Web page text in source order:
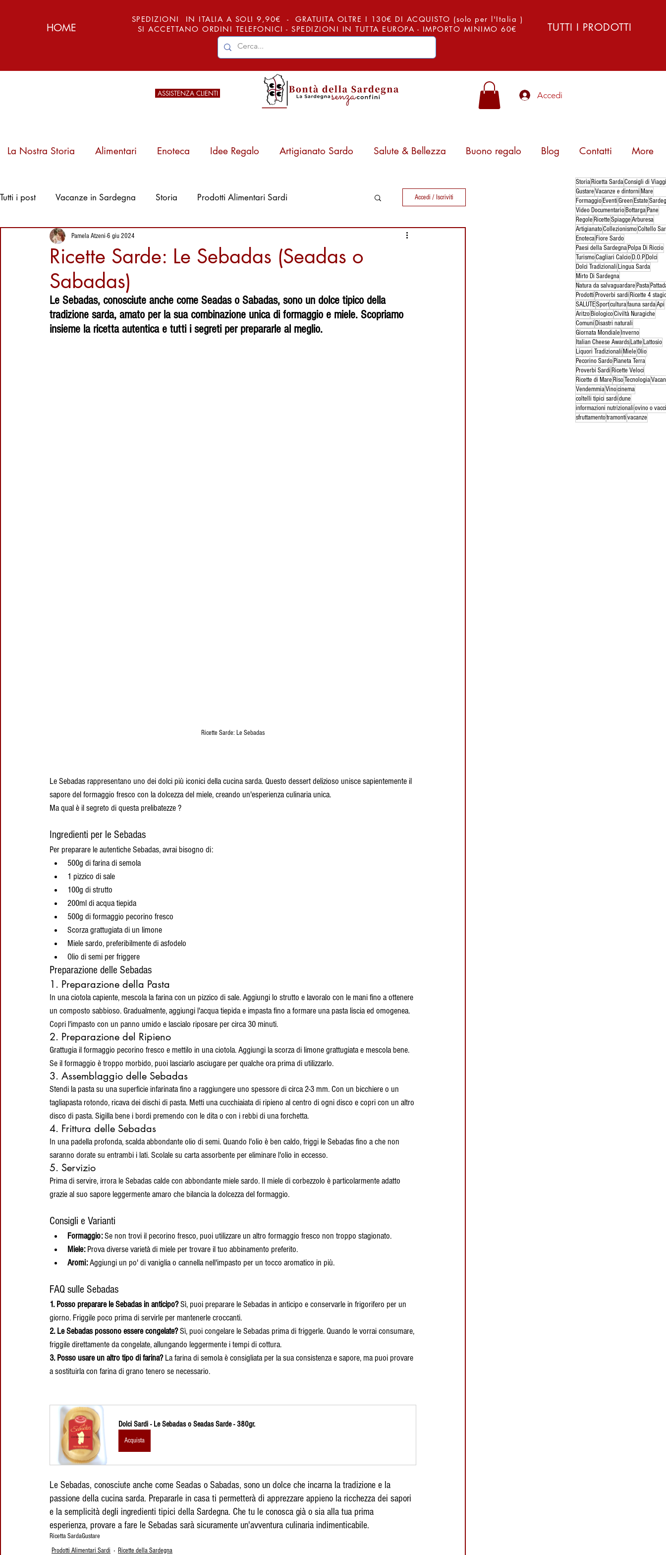
HOME
SPEDIZIONI IN ITALIA A SOLI 9,90€ - GRATUITA OLTRE I 130€ DI ACQUISTO (solo per l'Italia )
SI ACCETTANO ORDINI TELEFONICI - SPEDIZIONI IN TUTTA EUROPA - IMPORTO MINIMO 60€
TUTTI I PRODOTTI
ASSISTENZA CLIENTI Accedi
La Nostra Storia Alimentari Enoteca Idee Regalo Artigianato Sardo Salute & Bellezza Buono regalo Blog Contatti More
Pattada, Arburesa
e l'Arte del Ferro:
Segreti del
Coltello Sardo
Tradizionale
1 giorno fa
Luoghi da visitare
in Sardegna: Sa
Giara Manna,
l'altopiano dei
cavallini selvatici
3 giorni fa
Su Coccu Sardo:
Storia, Leggenda
e Significato
Tutti i post Vacanze in Sardegna Storia Prodotti Alimentari Sardi
Ricette della Sardegna Vini della Sardegna
Proverbi Sardi Eventi in Sardegna
Luoghi della Sardegna Artigianato Sardo Cagliari Calcio Documentari
Accedi / Iscriviti
Ricette Sarde: Le Sebadas (Seadas o
Sabadas)
Pamela Atzeni 6 giu 2024
Le Sebadas, conosciute anche come Seadas o Sabadas, sono un dolce tipico della
tradizione sarda, amato per la sua combinazione unica di formaggio e miele. Scopriamo
insieme la ricetta autentica e tutti i segreti per prepararle al meglio.
Ricette Sarde: Le Sebadas
Le Sebadas rappresentano uno dei dolci più iconici della cucina sarda. Questo dessert delizioso unisce sapientemente il
sapore del formaggio fresco con la dolcezza del miele, creando un'esperienza culinaria unica.
Ma qual è il segreto di questa prelibatezze ?
Ingredienti per le Sebadas
Per preparare le autentiche Sebadas, avrai bisogno di:
500g di farina di semola
1 pizzico di sale
100g di strutto
200ml di acqua tiepida
500g di formaggio pecorino fresco
Scorza grattugiata di un limone
Miele sardo, preferibilmente di asfodelo
Olio di semi per friggere
Preparazione delle Sebadas
1. Preparazione della Pasta
In una ciotola capiente, mescola la farina con un pizzico di sale. Aggiungi lo strutto e lavoralo con le mani fino a ottenere
un composto sabbioso. Gradualmente, aggiungi l'acqua tiepida e impasta fino a formare una pasta liscia ed omogenea.
Copri l'impasto con un panno umido e lascialo riposare per circa 30 minuti.
2. Preparazione del Ripieno
Grattugia il formaggio pecorino fresco e mettilo in una ciotola. Aggiungi la scorza di limone grattugiata e mescola bene.
Se il formaggio è troppo morbido, puoi lasciarlo asciugare per qualche ora prima di utilizzarlo.
3. Assemblaggio delle Sebadas
Stendi la pasta su una superficie infarinata fino a raggiungere uno spessore di circa 2-3 mm. Con un bicchiere o un
tagliapasta rotondo, ricava dei dischi di pasta. Metti una cucchiaiata di ripieno al centro di ogni disco e copri con un altro
disco di pasta. Sigilla bene i bordi premendo con le dita o con i rebbi di una forchetta.
4. Frittura delle Sebadas
In una padella profonda, scalda abbondante olio di semi. Quando l'olio è ben caldo, friggi le Sebadas fino a che non
saranno dorate su entrambi i lati. Scolale su carta assorbente per eliminare l'olio in eccesso.
5. Servizio
Prima di servire, irrora le Sebadas calde con abbondante miele sardo. Il miele di corbezzolo è particolarmente adatto
grazie al suo sapore leggermente amaro che bilancia la dolcezza del formaggio.
Consigli e Varianti
Formaggio: Se non trovi il pecorino fresco, puoi utilizzare un altro formaggio fresco non troppo stagionato.
Miele: Prova diverse varietà di miele per trovare il tuo abbinamento preferito.
Aromi: Aggiungi un po' di vaniglia o cannella nell'impasto per un tocco aromatico in più.
FAQ sulle Sebadas
1. Posso preparare le Sebadas in anticipo? Sì, puoi preparare le Sebadas in anticipo e conservarle in frigorifero per un
giorno. Friggile poco prima di servirle per mantenerle croccanti.
2. Le Sebadas possono essere congelate? Sì, puoi congelare le Sebadas prima di friggerle. Quando le vorrai consumare,
friggile direttamente da congelate, allungando leggermente i tempi di cottura.
3. Posso usare un altro tipo di farina? La farina di semola è consigliata per la sua consistenza e sapore, ma puoi provare
a sostituirla con farina di grano tenero se necessario.
Dolci Sardi - Le Sebadas o Seadas Sarde - 380gr.
Acquista
Le Sebadas, conosciute anche come Seadas o Sabadas, sono un dolce che incarna la tradizione e la
passione della cucina sarda. Prepararle in casa ti permetterà di apprezzare appieno la ricchezza dei sapori
e la semplicità degli ingredienti tipici della Sardegna. Che tu le conosca già o sia alla tua prima
esperienza, provare a fare le Sebadas sarà sicuramente un'avventura culinaria indimenticabile.
Ricetta SardaGustare
Prodotti Alimentari Sardi
Ricette della Sardegna
StoriaRicetta SardaConsigli di
GustareVacanze e dintorni Mare
Formaggio EventiGreen Estate
Video DocumentarioBottarga Pane
Regole RicetteSpiaggeArburesa
ArtigianatoCollezionismoColtello
EnotecaFiore Sardo
Paesi della Sardegna Polpa Di Riccio
TurismoCagliari Calcio D.O.P Dolci
Dolci Tradizionali Lingua Sarda
Mirto Di Sardegna
Natura da salvaguardare Pasta
Prodotti Proverbi sardi Ricette 4
SALUTESportculturafauna sardaApi
AritzoBiologicoCiviltà Nuragiche
Comuni Disastri naturali
Giornata Mondiale Inverno
Italian Cheese Awards Latte Lattosio
Liquori Tradizionali MieleOlio
Pecorino Sardo Pianeta Terra
Proverbi Sardi Ricette Veloci
Ricette di Mare RisoTecnologia
VendemmiaVinocinema
coltelli tipici sardidune
informazioni nutrizionaliovino o
sfruttamentotramontivacanze